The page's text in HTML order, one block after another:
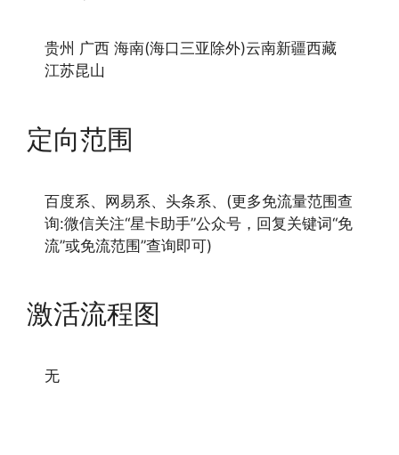
贵州 广西 海南(海口三亚除外)云南新疆西藏
江苏昆山
定向范围
百度系、网易系、头条系、(更多免流量范围查
询:微信关注“星卡助手”公众号，回复关键词“免
流”或免流范围”查询即可)
激活流程图
无